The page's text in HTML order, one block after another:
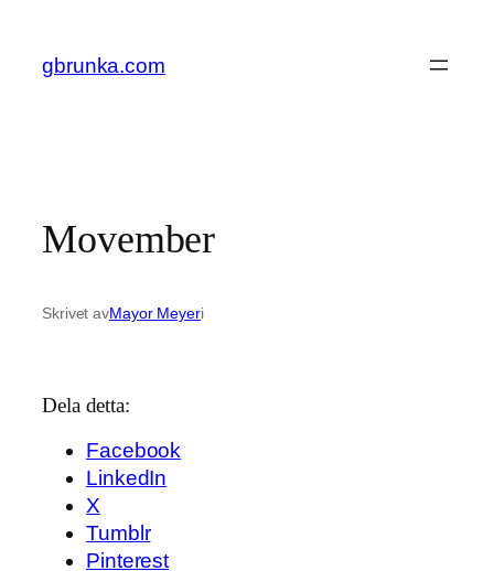
innehåll
gbrunka.com
Movember
Skrivet avMayor Meyeri
Dela detta:
Facebook
LinkedIn
X
Tumblr
Pinterest